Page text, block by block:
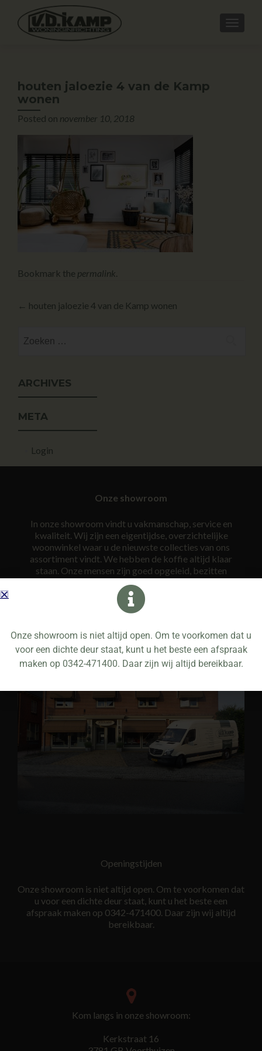
houten jaloezie 4 van de Kamp
wonen
Posted on november 10, 2018
Bookmark the permalink.
← houten jaloezie 4 van de Kamp wonen
ARCHIVES
META
Login
Onze showroom
In onze showroom vindt u vakmanschap, service en
kwaliteit. Wij zijn een eigentijdse, overzichtelijke
woonwinkel waar u de nieuwste collecties van ons
assortiment vindt. We hebben de koffie altijd klaar
staan. Onze mensen zijn goed opgeleid, bezitten
gedegen vakkennis en zijn ook nog eens op de hoogte
van alle laatste trends. Wij nemen ruim de tijd voor u om
uiteindelijk tot een gedegen advies te komen.
Openingstijden
Onze showroom is niet altijd open. Om te voorkomen dat
u voor een dichte deur staat, kunt u het beste een
afspraak maken op 0342-471400. Daar zijn wij altijd
bereikbaar.
Kom langs in onze showroom:
Kerkstraat 16
Onze showroom is niet altijd open. Om te voorkomen dat u
voor een dichte deur staat, kunt u het beste een afspraak
maken op 0342-471400. Daar zijn wij altijd bereikbaar.